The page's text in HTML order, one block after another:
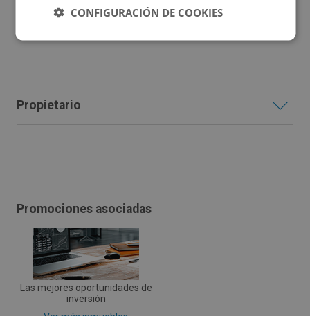
Propietario
Promociones asociadas
Las mejores oportunidades de
inversión
CONFIGURACIÓN DE COOKIES